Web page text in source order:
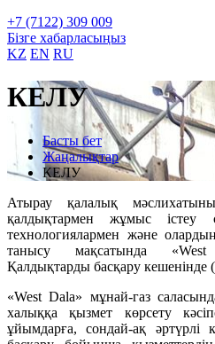
+7 (7122) 309 009
Бізге хабарласыңыз
KZ EN RU
КЕЛУ
Басты бет
Жаңалықтар
КЕЛУ
Атырау қалалық
қалдықтармен жұмыс істеу
технологиялармен және
танысу мақсатында
Қалдықтарды басқару
«West Dala» мұнай-газ
халыққа қызмет көрсету
ұйымдарға, сондай-ақ әртүрлі